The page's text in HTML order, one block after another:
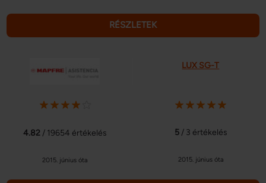
RÉSZLETEK
4.82 / 19654 értékelés
2015. június óta
LUX SG-T
5/ 3 értékelés
2015. június óta